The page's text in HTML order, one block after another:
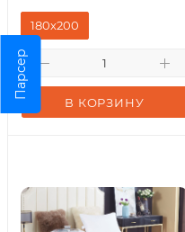
В КОРЗИНУ
180х200
Парсер